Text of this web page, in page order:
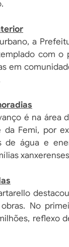
a
com o
em
é na área
da Femi, por
de água e
No
reflexo